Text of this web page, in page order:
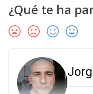
¿Qué te ha